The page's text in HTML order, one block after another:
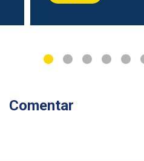
Comentar